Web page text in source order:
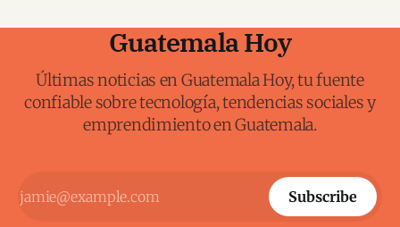
Guatemala Hoy
Últimas noticias en Guatemala Hoy, tu fuente
confiable sobre tecnología, tendencias sociales y
emprendimiento en Guatemala.
Subscribe